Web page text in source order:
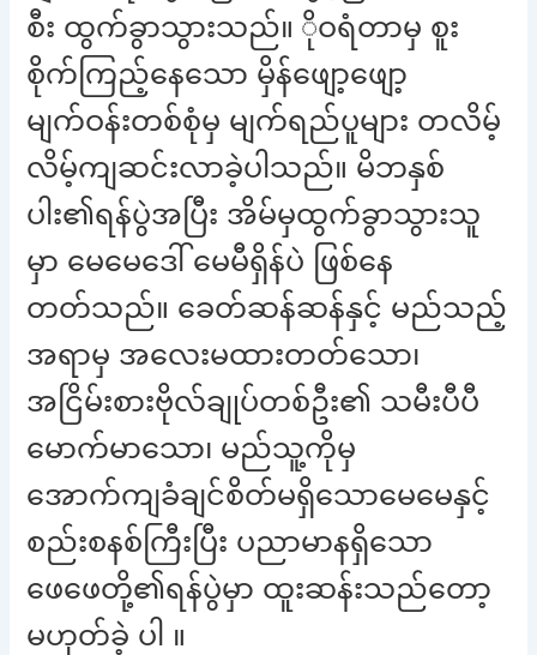
စီး ထွက်ခွာသွားသည်။ ိုဝရံတာမှ စူး
စိုက်ကြည့်နေသော မှိန်ဖျော့ဖျော့
မျက်ဝန်းတစ်စုံမှ မျက်ရည်ပူများ တလိမ့်
လိမ့်ကျဆင်းလာခဲ့ပါသည်။ မိဘနှစ်
ပါး၏ရန်ပွဲအပြီး အိမ်မှထွက်ခွာသွားသူ
မှာ မေမေဒေါ် မေမီရှိန်ပဲ ဖြစ်နေ
တတ်သည်။ ခေတ်ဆန်ဆန်နှင့် မည်သည့်
အရာမှ အလေးမထားတတ်သော၊
အငြိမ်းစားဗိုလ်ချုပ်တစ်ဦး၏ သမီးပီပီ
မောက်မာသော၊ မည်သူ့ကိုမှ
အောက်ကျခံချင်စိတ်မရှိသောမေမေနှင့်
စည်းစနစ်ကြီးပြီး ပညာမာနရှိသော
ဖေဖေတို့၏ရန်ပွဲမှာ ထူးဆန်းသည်တော့
မဟုတ်ခဲ့ ပါ ။